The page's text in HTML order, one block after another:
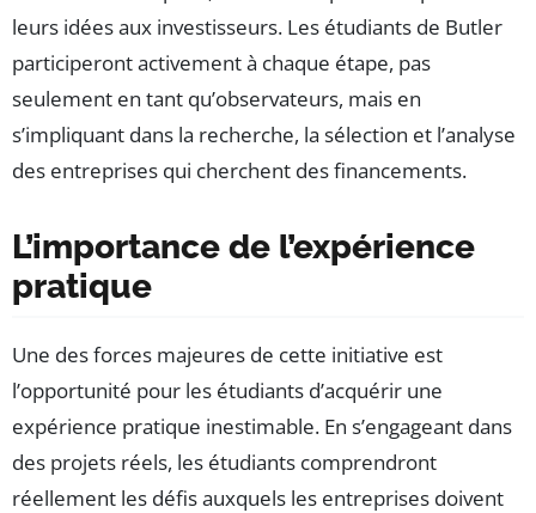
leurs idées aux investisseurs. Les étudiants de Butler
participeront activement à chaque étape, pas
seulement en tant qu’observateurs, mais en
s’impliquant dans la recherche, la sélection et l’analyse
des entreprises qui cherchent des financements.
L’importance de l’expérience
pratique
Une des forces majeures de cette initiative est
l’opportunité pour les étudiants d’acquérir une
expérience pratique inestimable. En s’engageant dans
des projets réels, les étudiants comprendront
réellement les défis auxquels les entreprises doivent